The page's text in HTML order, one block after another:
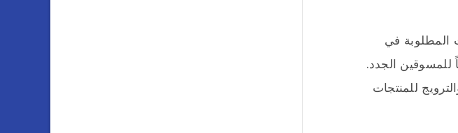
المطلوبة في
الجدد.
للمنتجات